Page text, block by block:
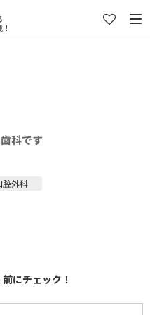
科です
腔外科
にチェック！